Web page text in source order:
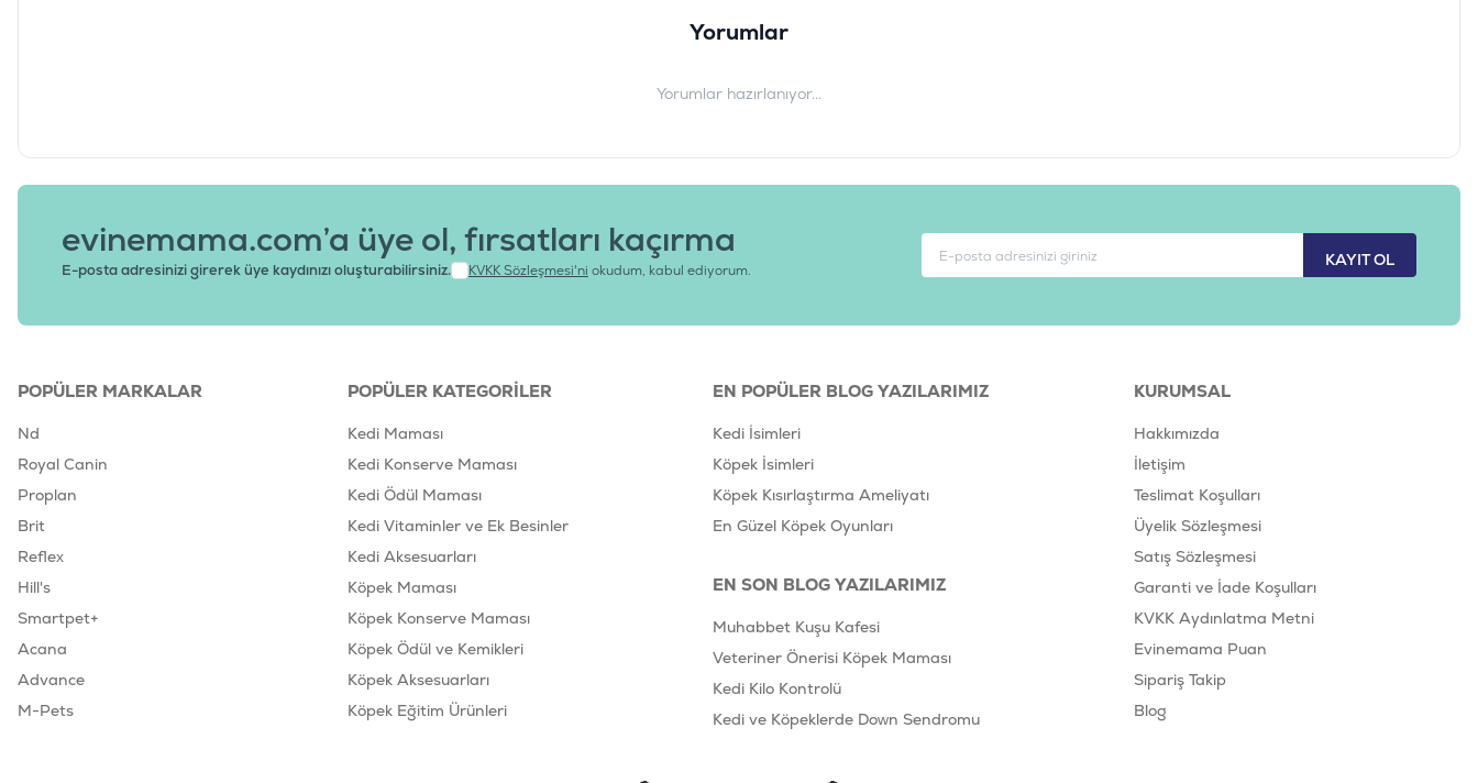
Yorumlar
Yorumlar hazırlanıyor...
KAYIT OL
evinemama.com’a üye ol, fırsatları kaçırma
E-posta adresinizi girerek üye kaydınızı oluşturabilirsiniz. KVKK Sözleşmesi'ni okudum, kabul ediyorum.
POPÜLER MARKALAR
Nd
Royal Canin
Proplan
Brit
Reflex
Hill's
Smartpet+
Acana
Advance
M-Pets
POPÜLER KATEGORILER
Kedi Maması
Kedi Konserve Maması
Kedi Ödül Maması
Kedi Vitaminler ve Ek Besinler
Kedi Aksesuarları
Köpek Maması
Köpek Konserve Maması
Köpek Ödül ve Kemikleri
Köpek Aksesuarları
Köpek Eğitim Ürünleri
EN POPÜLER BLOG YAZILARIMIZ
Kedi İsimleri
Köpek İsimleri
Köpek Kısırlaştırma Ameliyatı
En Güzel Köpek Oyunları
EN SON BLOG YAZILARIMIZ
Muhabbet Kuşu Kafesi
Veteriner Önerisi Köpek Maması
Kedi Kilo Kontrolü
Kedi ve Köpeklerde Down Sendromu
KURUMSAL
Hakkımızda
İletişim
Teslimat Koşulları
Üyelik Sözleşmesi
Satış Sözleşmesi
Garanti ve İade Koşulları
KVKK Aydınlatma Metni
Evinemama Puan
Sipariş Takip
Blog